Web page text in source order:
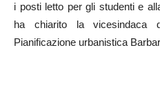
i posti letto per gli studenti e
ha chiarito la vicesindaca
Pianificazione urbanistica